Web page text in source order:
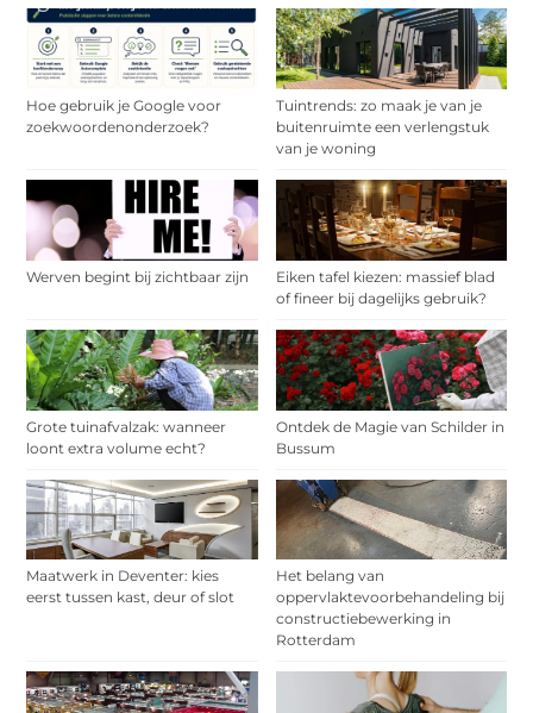
Hoe gebruik je Google voor
zoekwoordenonderzoek?
Tuintrends: zo maak je van je
buitenruimte een verlengstuk
van je woning
Werven begint bij zichtbaar zijn
Eiken tafel kiezen: massief blad
of fineer bij dagelijks gebruik?
Grote tuinafvalzak: wanneer
loont extra volume echt?
Ontdek de Magie van Schilder in
Bussum
Maatwerk in Deventer: kies
eerst tussen kast, deur of slot
Het belang van
oppervlaktevoorbehandeling bij
constructiebewerking in
Rotterdam